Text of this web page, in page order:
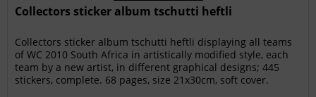
Collectors sticker album tschutti heftli
Collectors sticker album tschutti heftli displaying all teams
of WC 2010 South Africa in artistically modified style, each
team by a new artist, in different graphical designs; 445
stickers, complete. 68 pages, size 21x30cm, soft cover.